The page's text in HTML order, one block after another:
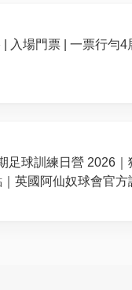
塘口山隧道洞
禱手崖
入場門票 | 一票行勻4
足球訓練日營 2026｜
英國阿仙奴球會官方
！